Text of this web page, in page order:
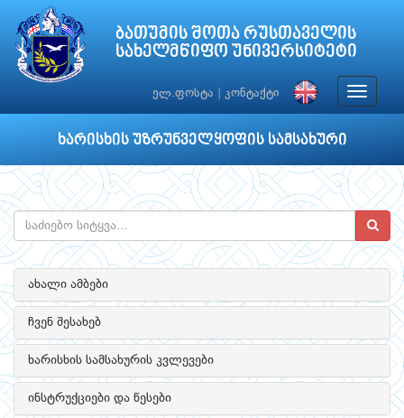
ბათუმის შოთა რუსთაველის
სახელმწიფო უნივერსიტეტი
ელ.ფოსტა კონტაქტი
Toggle
ხარისხის უზრუნველყოფის სამსახური
ახალი ამბები
ჩვენ შესახებ
ხარისხის სამსახურის კვლევები
ინსტრუქციები და წესები